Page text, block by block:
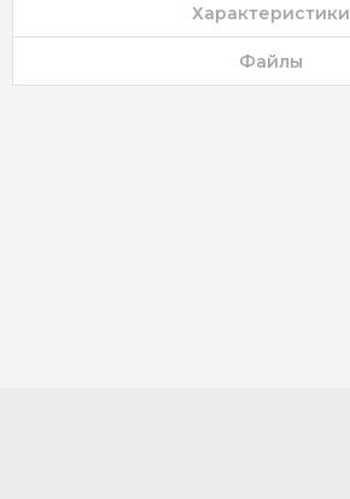
Характеристики
Файлы